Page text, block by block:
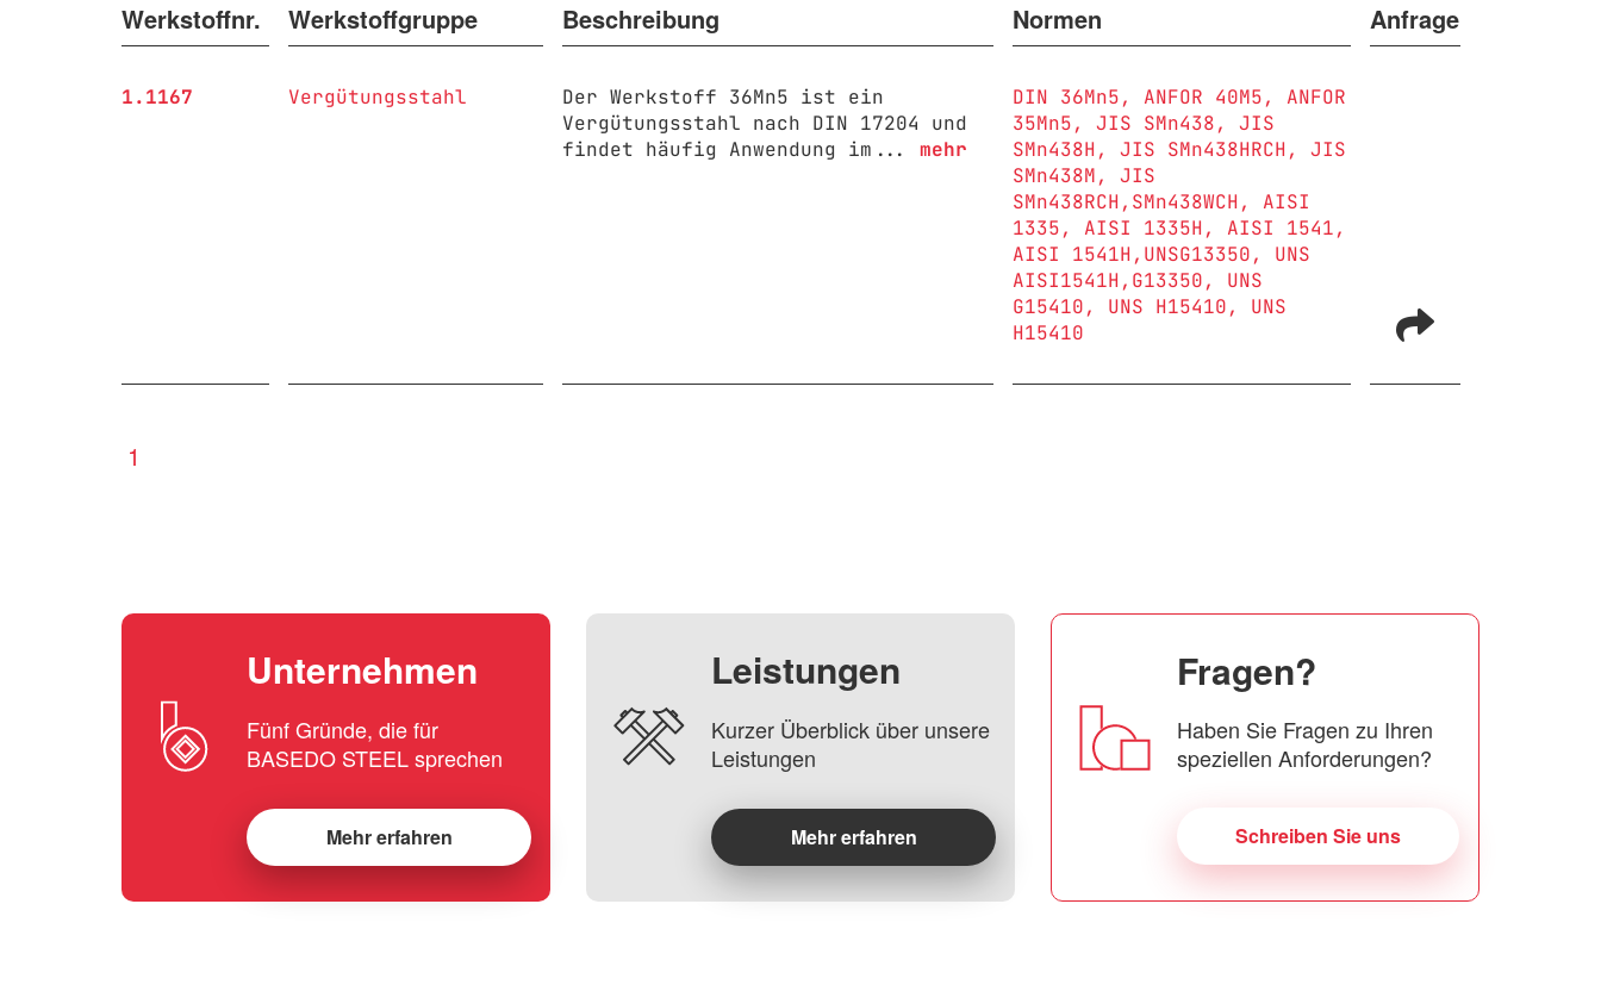
Werkstoffnr. Werkstoffgruppe Beschreibung Normen Anfrage
1.1167 Vergütungsstahl
Der Werkstoff 36Mn5 ist ein
Vergütungsstahl nach DIN 17204 und
findet häufig Anwendung im... mehr
DIN 36Mn5 ANFOR 40M5
ANFOR
35Mn5
JIS SMn438
JIS
SMn438H
JIS SMn438HRCH
JIS
SMn438M
JIS
SMn438RCH,SMn438WCH
AISI
1335
AISI 1335H
AISI 1541
AISI 1541H,UNSG13350
UNS
AISI1541H,G13350
UNS
G15410
UNS H15410
UNS
H15410
1
Unternehmen
Fünf Gründe, die für
BASEDO STEEL sprechen
Mehr erfahren
Leistungen
Kurzer Überblick über unsere
Leistungen
Mehr erfahren
Fragen?
Haben Sie Fragen zu Ihren
speziellen Anforderungen?
Schreiben Sie uns